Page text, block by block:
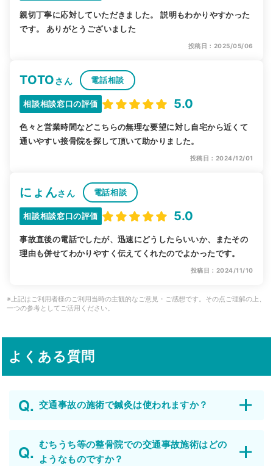
親切丁寧に応対していただきました。 説明もわかりやすかった
です。 ありがとうございました
投稿日：2025/05/06
TOTOさん 電話相談
相談相談窓口の評価 5.0
色々と営業時間などこちらの無理な要望に対し自宅から近くて
通いやすい接骨院を探して頂いて助かりました。
投稿日：2024/12/01
にょんさん 電話相談
相談相談窓口の評価 5.0
事故直後の電話でしたが、迅速にどうしたらいいか、またその
理由も併せてわかりやすく伝えてくれたのでよかったです。
投稿日：2024/11/10
※上記はご利用者様のご利用当時の主観的なご意見・ご感想です。その点ご理解の上、
一つの参考としてご活用ください。
よくある質問
交通事故の施術で鍼灸は使われますか？
むちうち等の整骨院での交通事故施術はどの
ようなものですか？